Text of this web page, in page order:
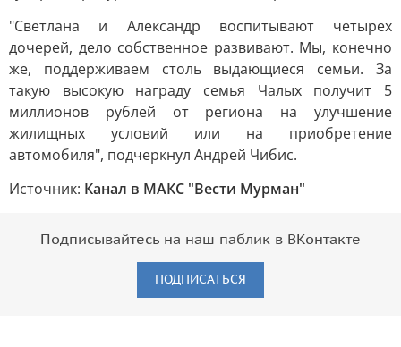
"Светлана и Александр воспитывают четырех
дочерей, дело собственное развивают. Мы, конечно
же, поддерживаем столь выдающиеся семьи. За
такую высокую награду семья Чалых получит 5
миллионов рублей от региона на улучшение
жилищных условий или на приобретение
автомобиля", подчеркнул Андрей Чибис.
Источник: Канал в МАКС "Вести Мурман"
Подписывайтесь на наш паблик в ВКонтакте
ПОДПИСАТЬСЯ